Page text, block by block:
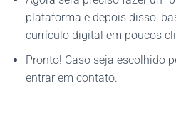
plataforma e depois disso,
currículo digital em poucos
Pronto! Caso seja escolhido
entrar em contato.